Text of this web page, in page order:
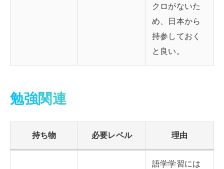
クロがないた
め、日本から
持参しておく
と良い。
勉強関連
持ち物 必要レベル 理由
語学学習には